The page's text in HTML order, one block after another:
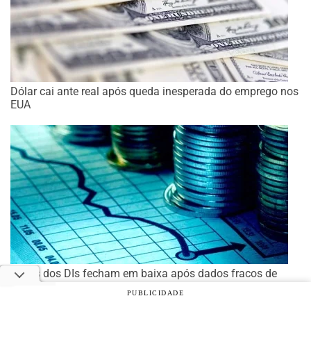
Dólar cai ante real após queda inesperada do emprego nos
EUA
Taxas dos DIs fecham em baixa após dados fracos de
emprego nos EUA
PUBLICIDADE